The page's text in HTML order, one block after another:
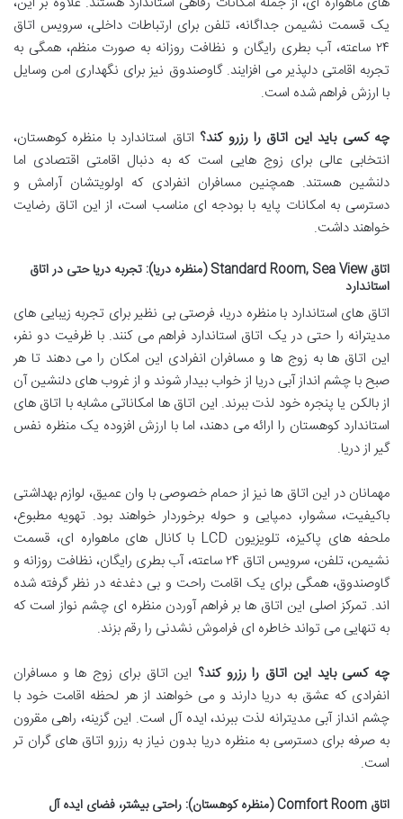
یک قسمت نشیمن جداگانه، تلفن برای ارتباطات داخلی، سرویس اتاق
۲۴ ساعته، آب بطری رایگان و نظافت روزانه به صورت منظم، همگی به
تجربه اقامتی دلپذیر می افزایند. گاوصندوق نیز برای نگهداری امن وسایل
با ارزش فراهم شده است.
چه کسی باید این اتاق را رزرو کند؟ اتاق استاندارد با منظره کوهستان،
انتخابی عالی برای زوج هایی است که به دنبال اقامتی اقتصادی اما
دلنشین هستند. همچنین مسافران انفرادی که اولویتشان آرامش و
دسترسی به امکانات پایه با بودجه ای مناسب است، از این اتاق رضایت
خواهند داشت.
اتاق Standard Room, Sea View (منظره دریا): تجربه دریا حتی در اتاق
استاندارد
اتاق های استاندارد با منظره دریا، فرصتی بی نظیر برای تجربه زیبایی های
مدیترانه را حتی در یک اتاق استاندارد فراهم می کنند. با ظرفیت دو نفر،
این اتاق ها به زوج ها و مسافران انفرادی این امکان را می دهند تا هر
صبح با چشم انداز آبی دریا از خواب بیدار شوند و از غروب های دلنشین آن
از بالکن یا پنجره خود لذت ببرند. این اتاق ها امکاناتی مشابه با اتاق های
استاندارد کوهستان را ارائه می دهند، اما با ارزش افزوده یک منظره نفس
گیر از دریا.
مهمانان در این اتاق ها نیز از حمام خصوصی با وان عمیق، لوازم بهداشتی
باکیفیت، سشوار، دمپایی و حوله برخوردار خواهند بود. تهویه مطبوع،
ملحفه های پاکیزه، تلویزیون LCD با کانال های ماهواره ای، قسمت
نشیمن، تلفن، سرویس اتاق ۲۴ ساعته، آب بطری رایگان، نظافت روزانه و
گاوصندوق، همگی برای یک اقامت راحت و بی دغدغه در نظر گرفته شده
اند. تمرکز اصلی این اتاق ها بر فراهم آوردن منظره ای چشم نواز است که
به تنهایی می تواند خاطره ای فراموش نشدنی را رقم بزند.
چه کسی باید این اتاق را رزرو کند؟ این اتاق برای زوج ها و مسافران
انفرادی که عشق به دریا دارند و می خواهند از هر لحظه اقامت خود با
چشم انداز آبی مدیترانه لذت ببرند، ایده آل است. این گزینه، راهی مقرون
به صرفه برای دسترسی به منظره دریا بدون نیاز به رزرو اتاق های گران تر
است.
اتاق Comfort Room (منظره کوهستان): راحتی بیشتر، فضای ایده آل